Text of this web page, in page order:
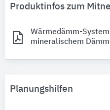
Produktinfos zum
Wärmedämm-
mineralischem
Planungshilfen